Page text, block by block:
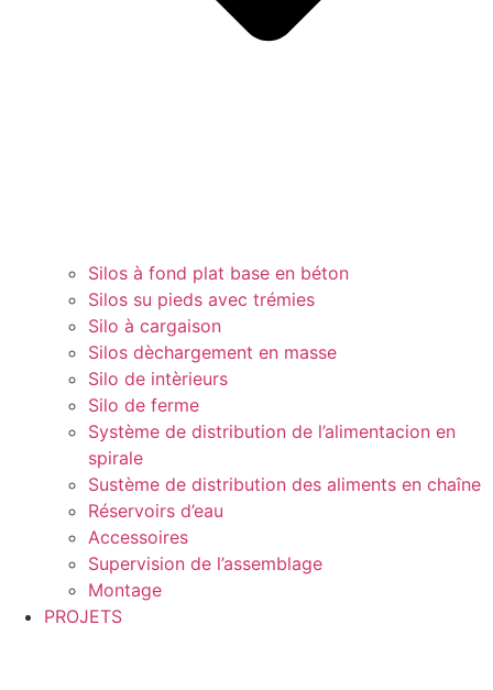
Silos à fond plat base en béton
Silos su pieds avec trémies
Silo à cargaison
Silos dèchargement en masse
Silo de intèrieurs
Silo de ferme
Système de distribution de l’alimentacion en
spirale
Sustème de distribution des aliments en chaîne
Réservoirs d’eau
Accessoires
Supervision de l’assemblage
Montage
PROJETS